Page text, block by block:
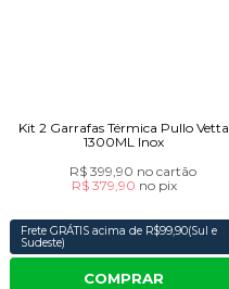
Kit 2 Garrafas Térmica Pullo Vetta
1300ML Inox
R$ 399,90 no cartão
R$ 379,90 no pix
Frete GRÁTIS acima de R$99,90(Sul e
Sudeste)
COMPRAR